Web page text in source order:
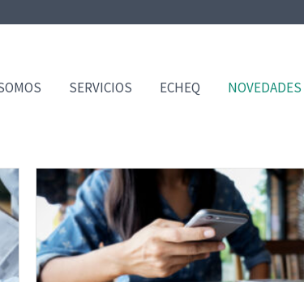
SERVICIOS ECHEQ NOVEDADES